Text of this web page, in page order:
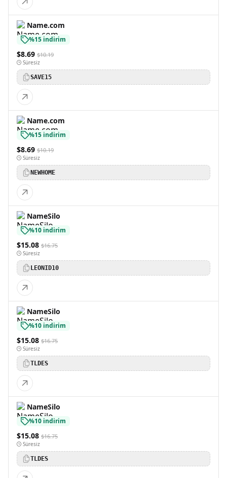
Name.com
%15 indirim
$8.69 $10.19
Süresiz
SAVE15
Name.com
%15 indirim
$8.69 $10.19
Süresiz
NEWHOME
NameSilo
%10 indirim
$15.08 $16.75
Süresiz
LEONID10
NameSilo
%10 indirim
$15.08 $16.75
Süresiz
TLDES
NameSilo
%10 indirim
$15.08 $16.75
Süresiz
TLDES